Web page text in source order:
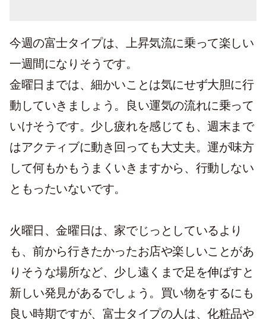
今週の富士タイプは、上昇気流に乗って楽しい
一週間になりそうです。
金曜日までは、細かいことは気にせず大胆に行
動していきましょう。良い運気の流れに乗って
いけそうです。少し疲れを感じても、週末まで
はアクティブに動き回っても大丈夫。運が味方
して何もかもうまくいきますから、行動しない
ともったいないです。
火曜日、金曜日は、家でじっとしているより
も、前から行きたかったお店や楽しいことがあ
りそうな場所など、少し遠くまで足を伸ばすと
新しい発見があるでしょう。買い物をするにも
良い時期ですが、富士タイプの人は、化粧品や